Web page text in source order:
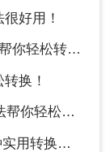
好用！
轻松转换！
换！
轻松转换!
原文档格式！